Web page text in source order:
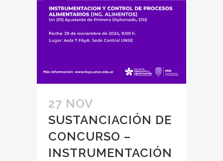
27 NOV
SUSTANCIACIÓN DE
CONCURSO –
INSTRUMENTACIÓN